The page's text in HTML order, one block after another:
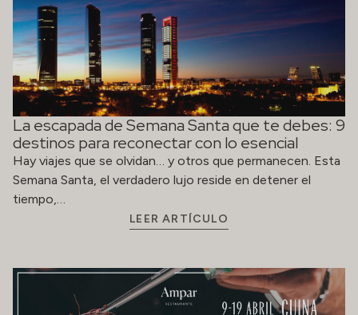
La escapada de Semana Santa que te debes: 9
destinos para reconectar con lo esencial
Hay viajes que se olvidan… y otros que permanecen. Esta
Semana Santa, el verdadero lujo reside en detener el
tiempo,…
LEER ARTÍCULO